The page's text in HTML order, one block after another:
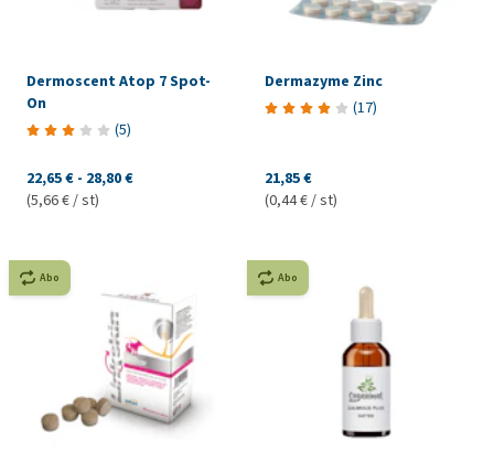
Dermoscent Atop 7 Spot-
On
(5)
22,65 € - 28,80 €
(5,66 € / st)
Dermazyme Zinc
(17)
21,85 €
(0,44 € / st)
Abo Abo